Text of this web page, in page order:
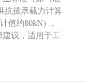
抗拔承载力计算
值约80kN）。
建议，适用于工